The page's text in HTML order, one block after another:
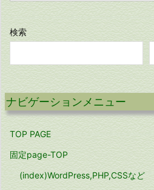
ブ
検索
ナビゲーションメニュー
TOP PAGE
固定page-TOP
(index)WordPress,PHP,CSSなど